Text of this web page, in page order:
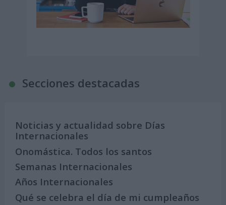
Secciones destacadas
Noticias y actualidad sobre Días
Internacionales
Onomástica. Todos los santos
Semanas Internacionales
Años Internacionales
Qué se celebra el día de mi cumpleaños